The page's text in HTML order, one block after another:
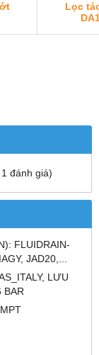
Lọc
1 đánh giá)
FLUIDRAIN-
JAD20,...
LƯU
BAR